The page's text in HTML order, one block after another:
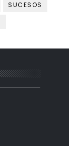
SUCESOS